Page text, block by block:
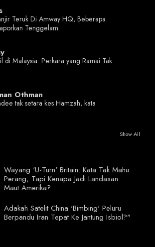
Teruk Di Amway HQ, Beberapa
Tenggelam
di Malaysia: Perkara yang Ramai Tak
Othman
tak setara kes Hamzah, kata
Show All
Wayang 'U-Turn' Britain: Kata Tak Mahu
Perang, Tapi Kenapa Jadi Landasan
Maut Amerika?
Adakah Satelit China 'Bimbing' Peluru
Berpandu Iran Tepat Ke Jantung Isbiol?"